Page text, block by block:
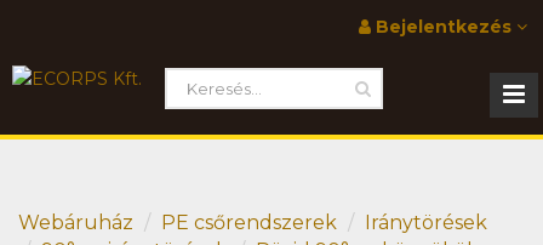
Bejelentkezés
Webáruház PE csőrendszerek
Iránytörések